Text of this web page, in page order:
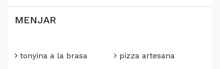
MENJAR
tonyina a la brasa
pizza artesana